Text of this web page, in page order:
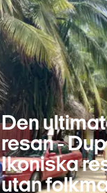
Den
resan -
Ikoniska
utan